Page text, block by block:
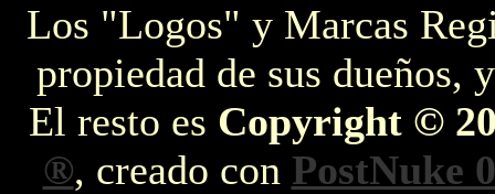
Los "Logos" y Marcas
propiedad de sus dueños,
El resto es Copyright ©
®, creado con PostNuke